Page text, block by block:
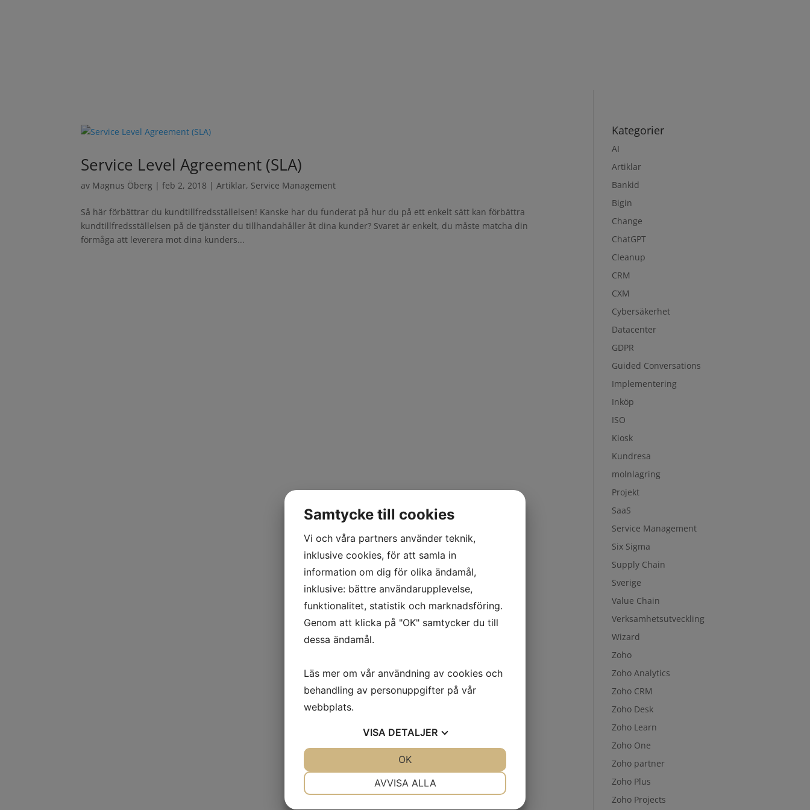
Service Level Agreement (SLA)
av Magnus Öberg |feb 2, 2018 |Artiklar, Service Management
Så här förbättrar du kundtillfredsställelsen! Kanske har du funderat på hur du på ett enkelt sätt kan förbättra
kundtillfredsställelsen på de tjänster du tillhandahåller åt dina kunder? Svaret är enkelt, du måste matcha din
förmåga att leverera mot dina kunders...
Kategorier
AI
Artiklar
Bankid
Bigin
Change
ChatGPT
Cleanup
CRM
CXM
Cybersäkerhet
Datacenter
GDPR
Guided Conversations
Implementering
Inköp
ISO
Kiosk
Kundresa
molnlagring
Projekt
SaaS
Service Management
Six Sigma
Supply Chain
Sverige
Value Chain
Verksamhetsutveckling
Wizard
Zoho
Zoho Analytics
Zoho CRM
Zoho Desk
Zoho Learn
Zoho One
Zoho partner
Zoho Plus
Zoho Projects
Samtycke till cookies
Vi och våra partners använder teknik,
inklusive cookies, för att samla in
information om dig för olika ändamål,
inklusive: bättre användarupplevelse,
funktionalitet, statistik och marknadsföring.
Genom att klicka på "OK" samtycker du till
dessa ändamål.
Läs mer om vår användning av cookies och
behandling av personuppgifter på vår
webbplats.
VISA DETALJER
AVVISA ALLA
OK